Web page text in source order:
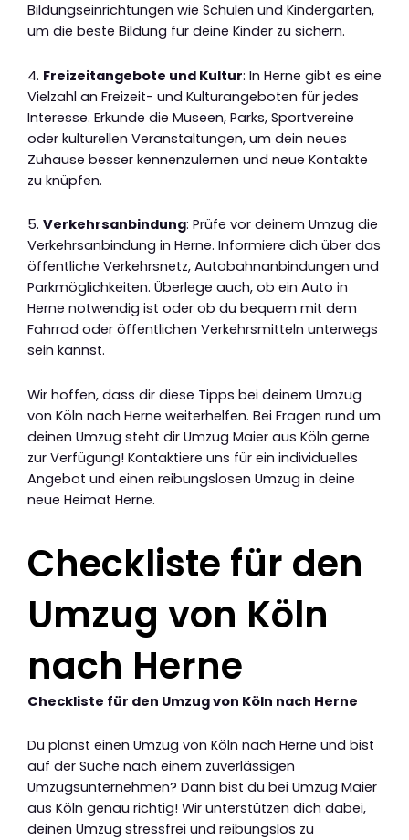
Bildungseinrichtungen wie Schulen und Kindergärten,
um die beste Bildung für deine Kinder zu sichern.
4. Freizeitangebote und Kultur: In Herne gibt es eine
Vielzahl an Freizeit- und Kulturangeboten für jedes
Interesse. Erkunde die Museen, Parks, Sportvereine
oder kulturellen Veranstaltungen, um dein neues
Zuhause besser kennenzulernen und neue Kontakte
zu knüpfen.
5. Verkehrsanbindung: Prüfe vor deinem Umzug die
Verkehrsanbindung in Herne. Informiere dich über das
öffentliche Verkehrsnetz, Autobahnanbindungen und
Parkmöglichkeiten. Überlege auch, ob ein Auto in
Herne notwendig ist oder ob du bequem mit dem
Fahrrad oder öffentlichen Verkehrsmitteln unterwegs
sein kannst.
Wir hoffen, dass dir diese Tipps bei deinem Umzug
von Köln nach Herne weiterhelfen. Bei Fragen rund um
deinen Umzug steht dir Umzug Maier aus Köln gerne
zur Verfügung! Kontaktiere uns für ein individuelles
Angebot und einen reibungslosen Umzug in deine
neue Heimat Herne.
Checkliste für den
Umzug von Köln
nach Herne
Checkliste für den Umzug von Köln nach Herne
Du planst einen Umzug von Köln nach Herne und bist
auf der Suche nach einem zuverlässigen
Umzugsunternehmen? Dann bist du bei Umzug Maier
aus Köln genau richtig! Wir unterstützen dich dabei,
deinen Umzug stressfrei und reibungslos zu